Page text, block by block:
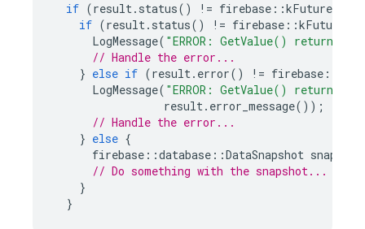
if (result. status() != firebase ::
if (result. status() != firebase ::
LogMessage( "ERROR: GetValue()
// Handle the error...
} else if (result. error() != firebase ::
LogMessage( "ERROR: GetValue() returned
result. error_message());
// Handle the error...
} else {
firebase ::database ::DataSnapshot snapshot
// Do something with the snapshot...
}
}